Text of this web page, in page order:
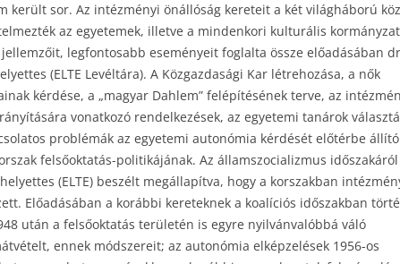
került sor. Az intézményi önállóság kereteit a két világháború
az egyetemek, illetve a mindenkori kulturális
jellemzőit, legfontosabb eseményeit foglalta össze előadásában
(ELTE Levéltára). A Közgazdasági Kar létrehozása, a nők
kérdése, a „magyar Dahlem” felépítésének terve, az
vonatkozó rendelkezések, az egyetemi tanárok
problémák az egyetemi autonómia kérdését előtérbe állító
felsőoktatás-politikájának. Az államszocializmus
(ELTE) beszélt megállapítva, hogy a korszakban
Előadásában a korábbi kereteknek a koalíciós időszakban
után a felsőoktatás területén is egyre nyilvánvalóbbá váló
ennek módszereit; az autonómia elképzelések 1956-os